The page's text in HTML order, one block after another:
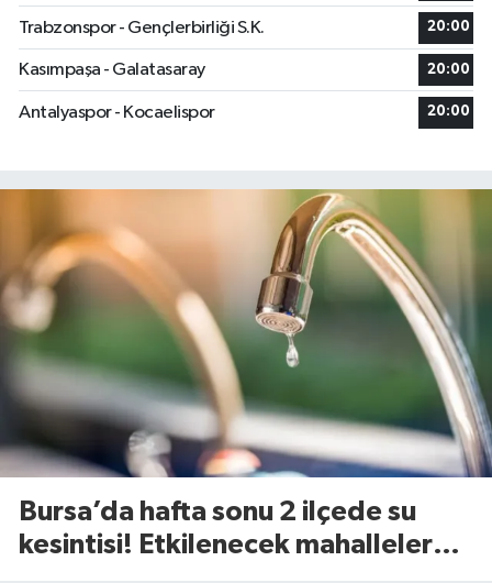
Trabzonspor - Gençlerbirliği S.K. 20:00
Kasımpaşa - Galatasaray 20:00
Antalyaspor - Kocaelispor 20:00
Bursa’da hafta sonu 2 ilçede su
kesintisi! Etkilenecek mahalleler